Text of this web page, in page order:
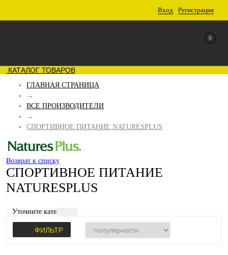
Вход Регистрация
0
КАТАЛОГ ТОВАРОВ
ГЛАВНАЯ СТРАНИЦА
→
ВСЕ ПРОИЗВОДИТЕЛИ
→
СПОРТИВНОЕ ПИТАНИЕ NATURESPLUS
Возврат к списку
СПОРТИВНОЕ ПИТАНИЕ
NATURESPLUS
Уточните категорию:
ФИЛЬТР